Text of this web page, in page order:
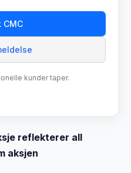
CMC
kunder taper.
reflekterer all
aksjen